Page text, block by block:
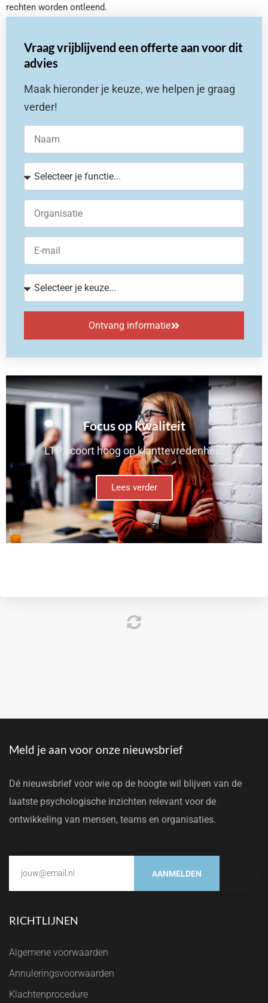
rechten worden ontleend.
Vraag vrijblijvend een offerte aan voor dit
advies
Maak hieronder je keuze, we helpen je graag
verder!
Ontvang informatie
Focus op kwaliteit
LTP scoort hoog op klanttevredenheid
Lees verder
Meld je aan voor onze nieuwsbrief
Dé nieuwsbrief voor wie op de hoogte wil blijven van de
laatste psychologische inzichten relevant voor de
ontwikkeling van mensen, teams en organisaties.
AANMELDEN
RICHTLIJNEN
Algemene voorwaarden
Annuleringsvoorwaarden
Klachtenprocedure